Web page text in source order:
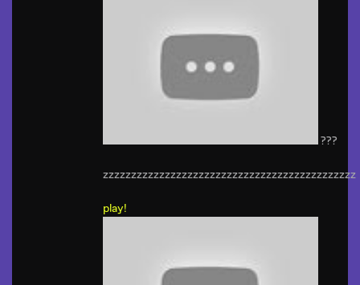
???
zzzzzzzzzzzzzzzzzzzzzzzzzzzzzzzzzzzzzzzzzzzzz
play!